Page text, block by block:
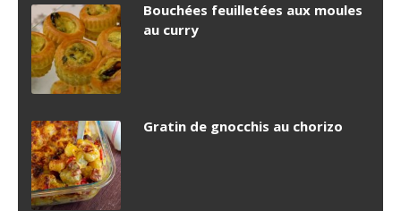
Bouchées feuilletées aux moules
au curry
Gratin de gnocchis au chorizo